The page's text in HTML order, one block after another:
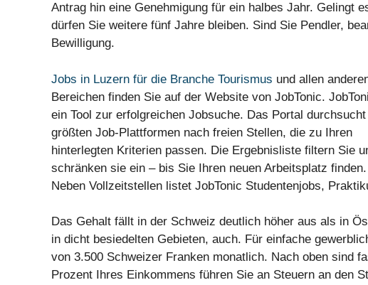
Antrag hin eine Genehmigung für ein halbes Jahr. Gelingt
dürfen Sie weitere fünf Jahre bleiben. Sind Sie Pendler,
Bewilligung.
Jobs in Luzern für die Branche Tourismus und allen
Bereichen finden Sie auf der Website von JobTonic.
ein Tool zur erfolgreichen Jobsuche. Das Portal
größten Job-Plattformen nach freien Stellen, die zu Ihren
hinterlegten Kriterien passen. Die Ergebnisliste filtern Sie
schränken sie ein – bis Sie Ihren neuen Arbeitsplatz finden.
Neben Vollzeitstellen listet JobTonic Studentenjobs,
Das Gehalt fällt in der Schweiz deutlich höher aus als in
in dicht besiedelten Gebieten, auch. Für einfache
von 3.500 Schweizer Franken monatlich. Nach oben sind
Prozent Ihres Einkommens führen Sie an Steuern an den